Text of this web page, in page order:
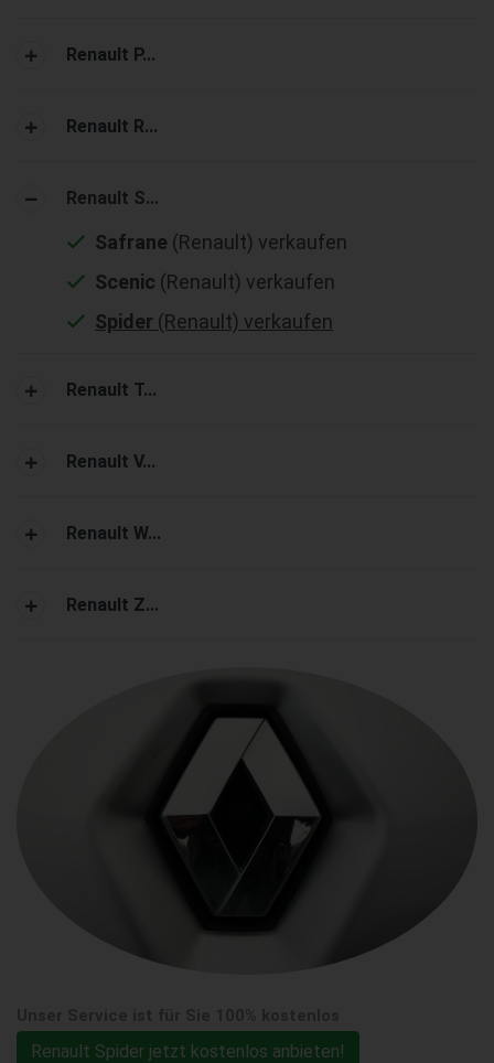
Renault P...
Renault R...
Renault S...
Safrane (Renault) verkaufen
Scenic (Renault) verkaufen
Spider (Renault) verkaufen
Renault T...
Renault V...
Renault W...
Renault Z...
Renault Spider jetzt kostenlos anbieten!